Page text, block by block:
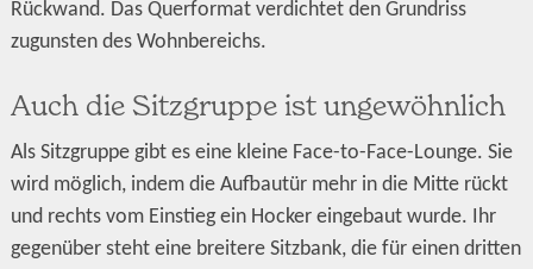
Rückwand. Das Querformat verdichtet den Grundriss
zugunsten des Wohnbereichs.
Auch die Sitzgruppe ist ungewöhnlich
Als Sitzgruppe gibt es eine kleine Face-to-Face-Lounge. Sie
wird möglich, indem die Aufbautür mehr in die Mitte rückt
und rechts vom Einstieg ein Hocker eingebaut wurde. Ihr
gegenüber steht eine breitere Sitzbank, die für einen dritten